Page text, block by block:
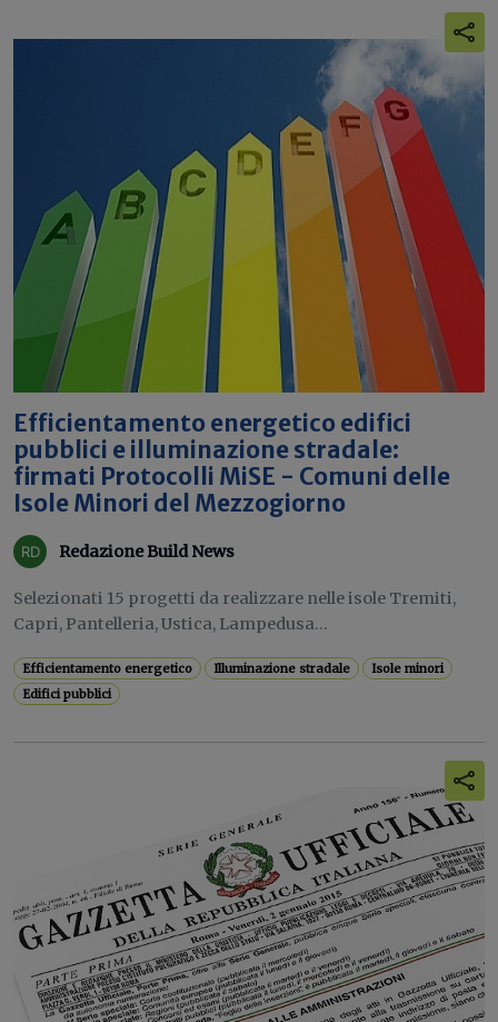
Efficientamento energetico edifici
pubblici e illuminazione stradale:
firmati Protocolli MiSE - Comuni delle
Isole Minori del Mezzogiorno
Redazione Build News
Selezionati 15 progetti da realizzare nelle isole Tremiti,
Capri, Pantelleria, Ustica, Lampedusa...
Efficientamento energetico Illuminazione stradale
Isole minori
Edifici pubblici